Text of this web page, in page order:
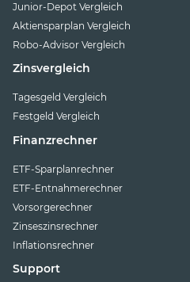
Junior-Depot Vergleich
Aktiensparplan Vergleich
Robo-Advisor Vergleich
Zinsvergleich
Tagesgeld Vergleich
Festgeld Vergleich
Finanzrechner
ETF-Sparplanrechner
ETF-Entnahmerechner
Vorsorgerechner
Zinseszinsrechner
Inflationsrechner
Support